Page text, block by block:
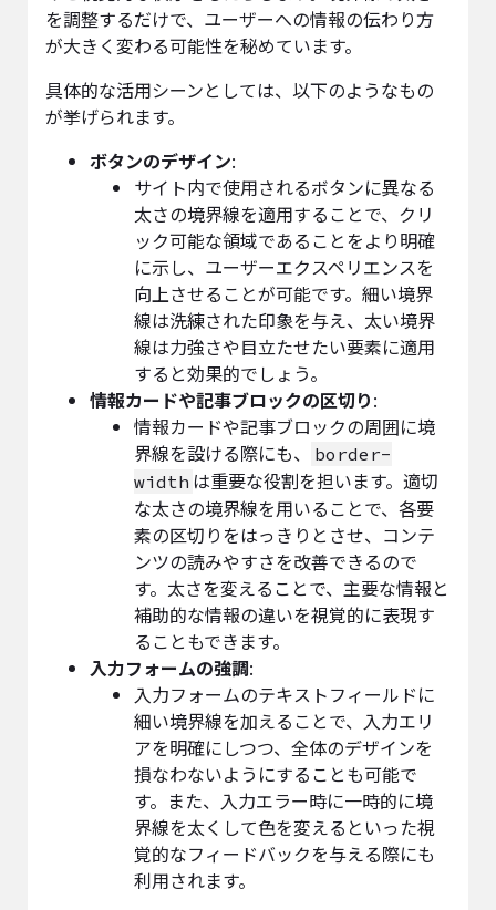
を調整するだけで、ユーザーへの情報の伝わり方
が大きく変わる可能性を秘めています。
具体的な活用シーンとしては、以下のようなもの
が挙げられます。
ボタンのデザイン:
サイト内で使用されるボタンに異なる
太さの境界線を適用することで、クリ
ック可能な領域であることをより明確
に示し、ユーザーエクスペリエンスを
向上させることが可能です。細い境界
線は洗練された印象を与え、太い境界
線は力強さや目立たせたい要素に適用
すると効果的でしょう。
情報カードや記事ブロックの区切り:
情報カードや記事ブロックの周囲に境
界線を設ける際にも、
border-
width は重要な役割を担います。適切
な太さの境界線を用いることで、各要
素の区切りをはっきりとさせ、コンテ
ンツの読みやすさを改善できるので
す。太さを変えることで、主要な情報と
補助的な情報の違いを視覚的に表現す
ることもできます。
入力フォームの強調:
入力フォームのテキストフィールドに
細い境界線を加えることで、入力エリ
アを明確にしつつ、全体のデザインを
損なわないようにすることも可能で
す。また、入力エラー時に一時的に境
界線を太くして色を変えるといった視
覚的なフィードバックを与える際にも
利用されます。